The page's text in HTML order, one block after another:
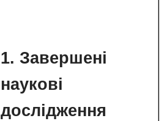
1. Завершені
наукові
дослідження